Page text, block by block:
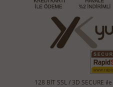
128 BİT SSL / 3D SECURE ile